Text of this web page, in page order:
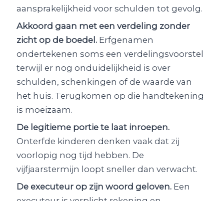
aansprakelijkheid voor schulden tot gevolg.
Akkoord gaan met een verdeling zonder
zicht op de boedel. Erfgenamen
ondertekenen soms een verdelingsvoorstel
terwijl er nog onduidelijkheid is over
schulden, schenkingen of de waarde van
het huis. Terugkomen op die handtekening
is moeizaam.
De legitieme portie te laat inroepen.
Onterfde kinderen denken vaak dat zij
voorlopig nog tijd hebben. De
vijfjaarstermijn loopt sneller dan verwacht.
De executeur op zijn woord geloven. Een